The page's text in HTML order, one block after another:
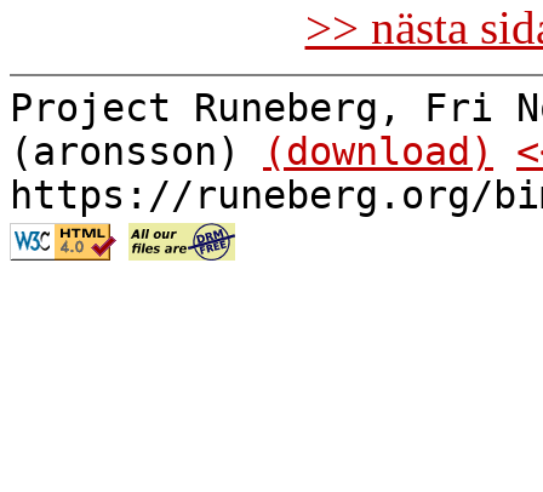
>> nästa
Project Runeberg, Fri
(aronsson)
(download)
https://runeberg.org/